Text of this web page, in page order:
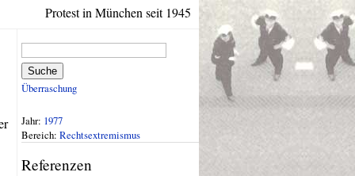
Protest in München seit 1945
Suche
Überraschung
Jahr: 1977
Bereich: Rechtsextremismus
Referenzen